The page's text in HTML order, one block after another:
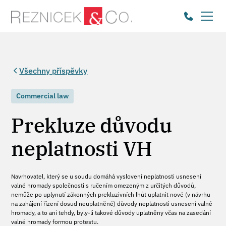
Všechny příspěvky
Commercial law
Prekluze důvodu
neplatnosti VH
Navrhovatel, který se u soudu domáhá vyslovení neplatnosti usnesení
valné hromady společnosti s ručením omezeným z určitých důvodů,
nemůže po uplynutí zákonných prekluzivních lhůt uplatnit nové (v návrhu
na zahájení řízení dosud neuplatněné) důvody neplatnosti usnesení valné
hromady, a to ani tehdy, byly-li takové důvody uplatněny včas na zasedání
valné hromady formou protestu.